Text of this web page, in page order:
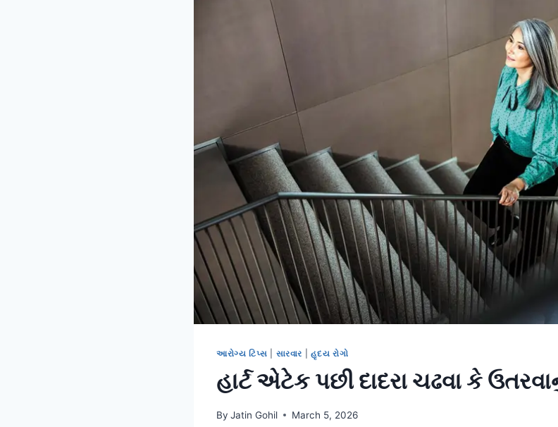
આરોગ્ય ટિપ્સ સારવાર હૃદય રોગો
હાર્ટ એટેક પછી દાદરા ચઢવા કે
By Jatin Gohil March 5, 2026